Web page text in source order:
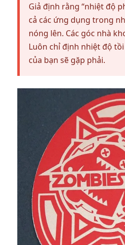
Giả định rằng “nhiệt độ
cả các ứng dụng trong
nóng lên. Các góc nhà
Luôn chỉ định nhiệt độ
của bạn sẽ gặp phải.